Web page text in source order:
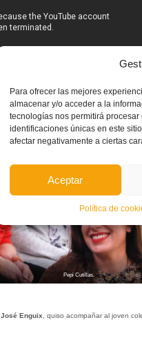
Para ofrecer las mejores
almacenar y/o acceder a la
tecnologías nos permitirá
identificaciones únicas en este
afectar negativamente a ciertas
Aceptar
Política de
del partido,Alessandro Repetto, con
su conducta y, especialmente, por la
Pepi Cutillas.
José Enguix, quiso acompañar al joven